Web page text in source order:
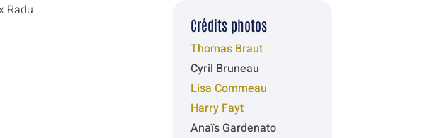
Radu
Crédits photos
Thomas Braut
Cyril Bruneau
Lisa Commeau
Harry Fayt
Anaïs Gardenato